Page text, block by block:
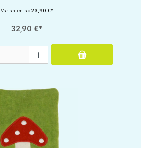
Varianten ab23,90 €*
32,90 €*